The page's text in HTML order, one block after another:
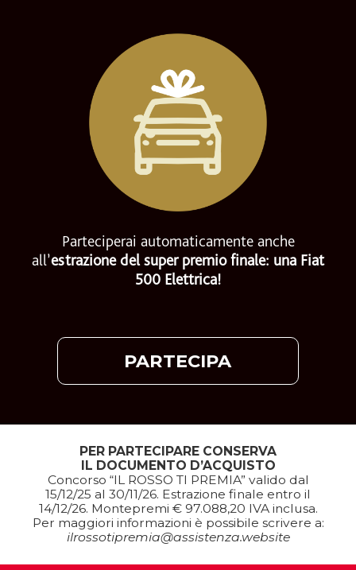
Parteciperai automaticamente anche
all’estrazione del super premio finale: una Fiat
500 Elettrica!
PARTECIPA
PER PARTECIPARE CONSERVA
IL DOCUMENTO D’ACQUISTO
Concorso “IL ROSSO TI PREMIA” valido dal
15/12/25 al 30/11/26. Estrazione finale entro il
14/12/26. Montepremi € 97.088,20 IVA inclusa.
Per maggiori informazioni è possibile scrivere a:
ilrossotipremia@assistenza.website